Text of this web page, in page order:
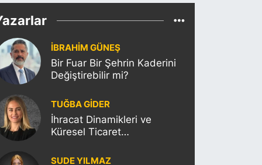
İBRAHİM GÜNEŞ
Bir Fuar Bir Şehrin Kaderini
Değiştirebilir mi?
TUĞBA GİDER
İhracat Dinamikleri ve
Küresel Ticaret
Etkisi
SUDE YILMAZ